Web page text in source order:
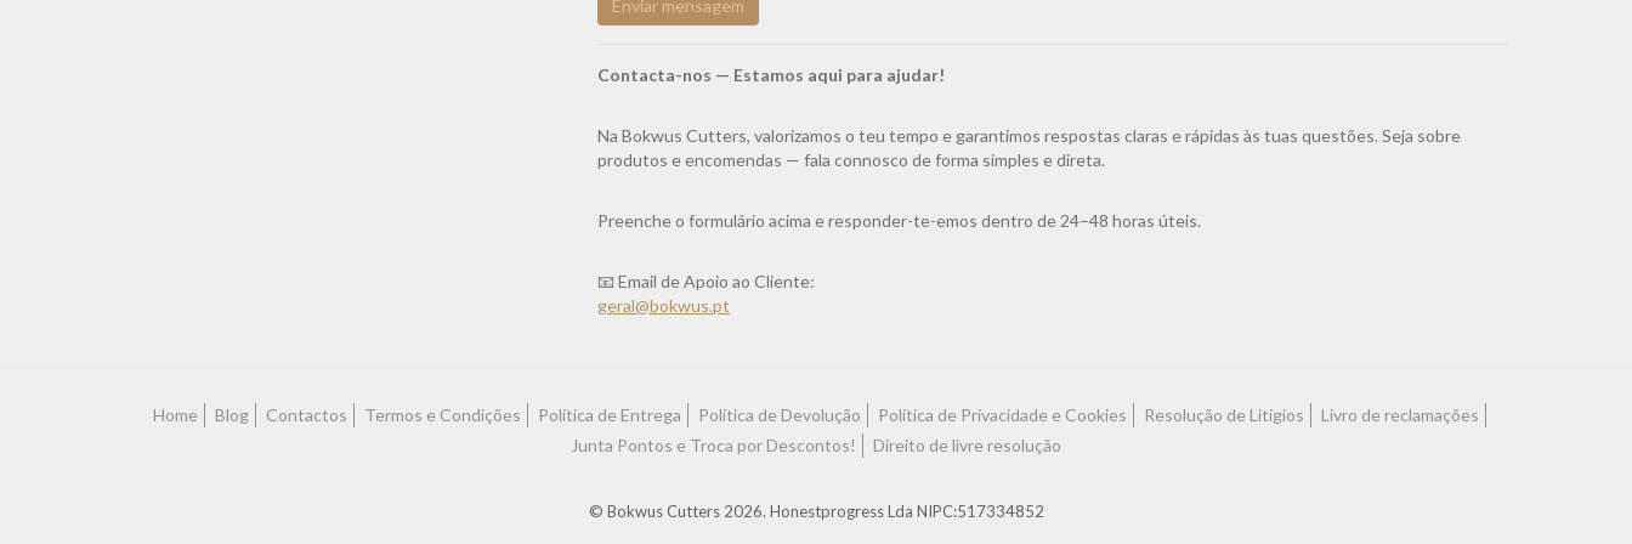
Enviar mensagem
Contacta-nos — Estamos aqui para ajudar!
Na Bokwus Cutters, valorizamos o teu tempo e garantimos respostas claras e rápidas às tuas questões. Seja sobre
produtos e encomendas — fala connosco de forma simples e direta.
Preenche o formulário acima e responder-te-emos dentro de 24–48 horas úteis.
📧 Email de Apoio ao Cliente:
geral@bokwus.pt
Home Blog Contactos Termos e Condições Política de Entrega Política de Devolução Política de Privacidade e Cookies Resolução de Litígios
Livro de reclamações
Junta Pontos e Troca por Descontos!
Direito de livre resolução
© Bokwus Cutters 2026. Honestprogress Lda NIPC:517334852